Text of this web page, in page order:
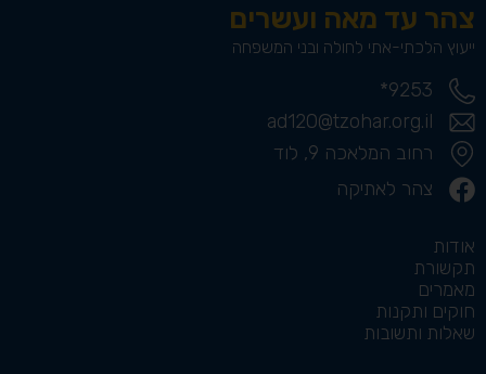
צהר עד מאה ועשרים
ייעוץ הלכתי-אתי לחולה ובני המשפחה
9253*
ad120@tzohar.org.il
רחוב המלאכה 9, לוד
צהר לאתיקה
אודות
תקשורת
מאמרים
חוקים ותקנות
שאלות ותשובות